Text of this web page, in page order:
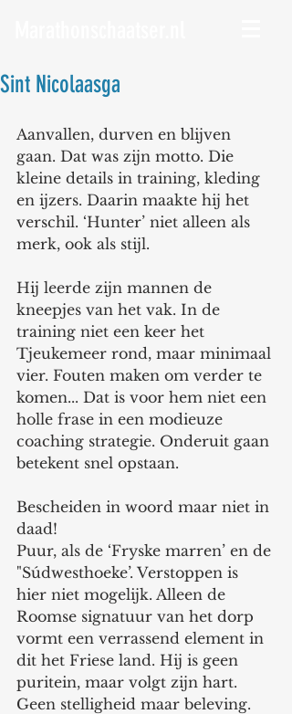
Sint Nicolaasga
Aanvallen, durven en blijven
gaan. Dat was zijn motto. Die
kleine details in training, kleding
en ijzers. Daarin maakte hij het
verschil. ‘Hunter’ niet alleen als
merk, ook als stijl.
Hij leerde zijn mannen de
kneepjes van het vak. In de
training niet een keer het
Tjeukemeer rond, maar minimaal
vier. Fouten maken om verder te
komen... Dat is voor hem niet een
holle frase in een modieuze
coaching strategie. Onderuit gaan
betekent snel opstaan.
Bescheiden in woord maar niet in
daad!
Puur, als de ‘Fryske marren’ en de
"Súdwesthoeke’. Verstoppen is
hier niet mogelijk. Alleen de
Roomse signatuur van het dorp
vormt een verrassend element in
dit het Friese land. Hij is geen
puritein, maar volgt zijn hart.
Geen stelligheid maar beleving.